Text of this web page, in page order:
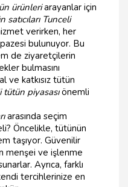
ürünleriarayanlar için
satıcıları Tunceli
verirken, her
bulunuyor. Bu
de ziyaretçilerin
bulmasını
ve katkısız tütün
tütün piyasasıönemli
arasında seçim
Öncelikle, tütünün
taşıyor. Güvenilir
menşei ve işlenme
Ayrıca, farklı
tercihlerinize en